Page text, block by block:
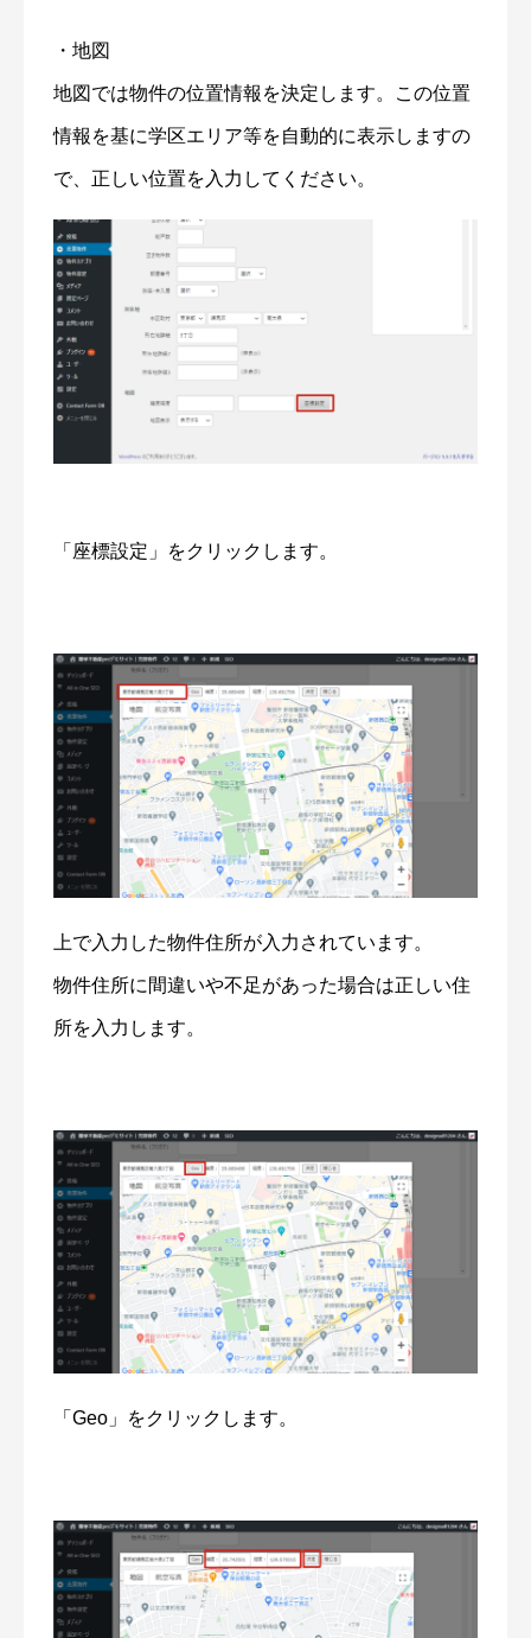
・地図
地図では物件の位置情報を決定します。この位置
情報を基に学区エリア等を自動的に表示しますの
で、正しい位置を入力してください。
「座標設定」をクリックします。
上で入力した物件住所が入力されています。
物件住所に間違いや不足があった場合は正しい住
所を入力します。
「Geo」をクリックします。